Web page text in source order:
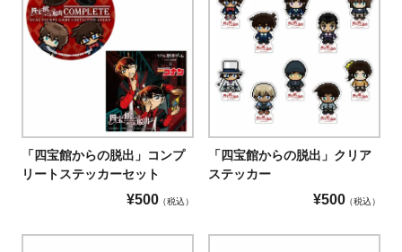
「四宝館からの脱出」コンプ
リートステッカーセット
¥500 税込
「四宝館からの脱出」クリア
ステッカー
¥500 税込